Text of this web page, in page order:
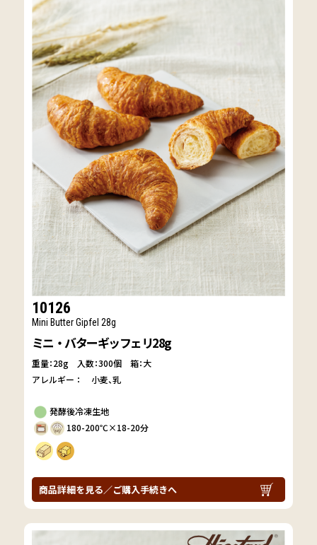
10126
Mini Butter Gipfel 28g
ミニ・バターギッフェリ28g
重量：28g 入数：300個 箱：大
アレルギー：
小麦 乳
発酵後冷凍生地
180-200℃×18-20分
商品詳細を見る／ご購入手続きへ